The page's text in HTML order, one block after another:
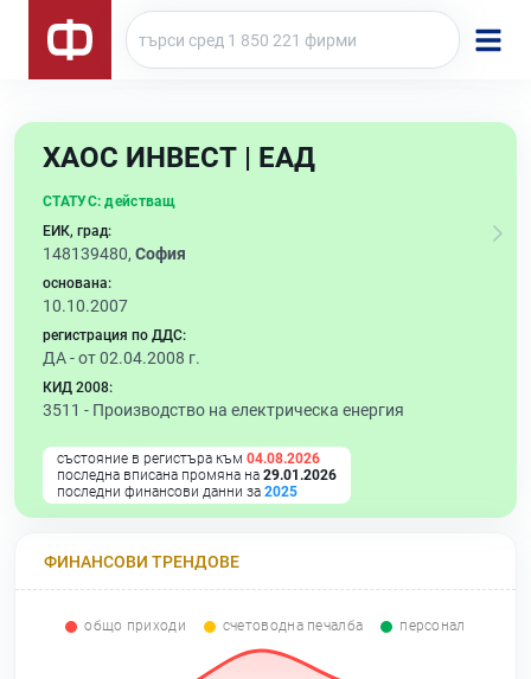
ХАОС ИНВЕСТ | ЕАД
СТАТУС: действащ
ЕИК, град:
148139480, София
основана:
10.10.2007
регистрация по ДДС:
ДА - от 02.04.2008 г.
КИД 2008:
3511 - Производство на електрическа енергия
състояние в регистъра към 04.08.2026
последна вписана промяна на 29.01.2026
последни финансови данни за 2025
ФИНАНСОВИ ТРЕНДОВЕ
общо приходи счетоводна печалба персонал